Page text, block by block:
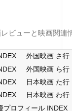
ビューと映画関連
外国映画 さ行
外国映画 ら行
日本映画 た行
日本映画 わ行
プロフィール INDEX